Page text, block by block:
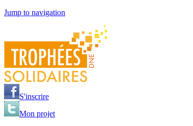
Jump to navigation
S'inscrire
Mon projet